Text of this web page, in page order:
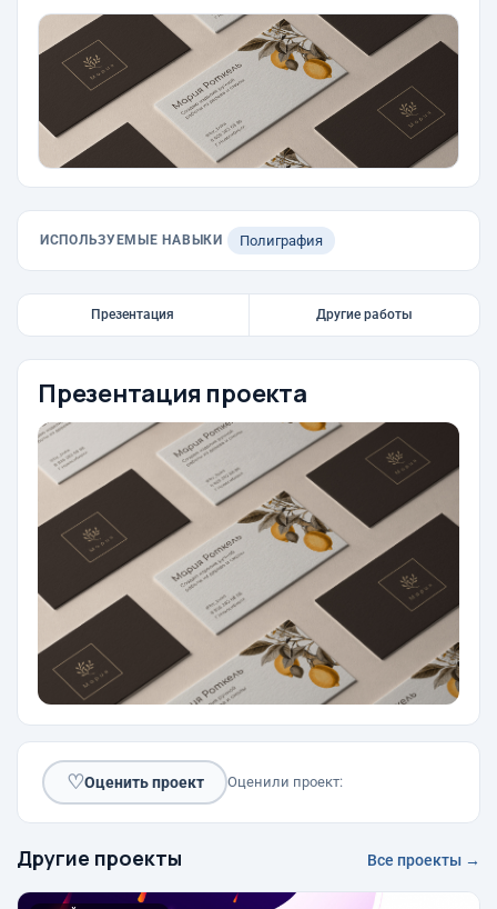
ИСПОЛЬЗУЕМЫЕ НАВЫКИ Полиграфия
Презентация Другие работы
Презентация проекта
♡Оценить проект Оценили проект:
Другие проекты Все проекты →